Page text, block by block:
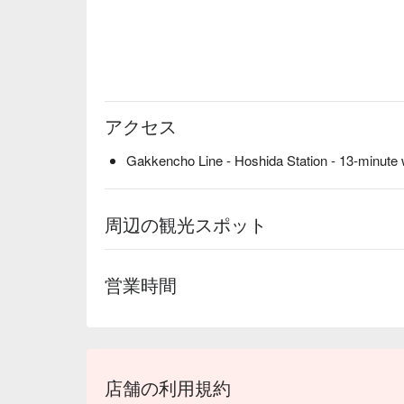
アクセス
Gakkencho Line - Hoshida Station - 13-minute
周辺の観光スポット
営業時間
店舗の利用規約